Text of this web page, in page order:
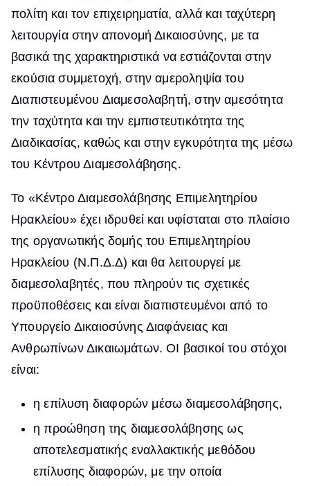
πολίτη και τον επιχειρηματία, αλλά και ταχύτερη
λειτουργία στην απονομή Δικαιοσύνης, με τα
βασικά της χαρακτηριστικά να εστιάζονται στην
εκούσια συμμετοχή, στην αμεροληψία του
Διαπιστευμένου Διαμεσολαβητή, στην αμεσότητα
την ταχύτητα και την εμπιστευτικότητα της
Διαδικασίας, καθώς και στην εγκυρότητα της μέσω
του Κέντρου Διαμεσολάβησης.
Το «Κέντρο Διαμεσολάβησης Επιμελητηρίου
Ηρακλείου» έχει ιδρυθεί και υφίσταται στο πλαίσιο
της οργανωτικής δομής του Επιμελητηρίου
Ηρακλείου (Ν.Π.Δ.Δ) και θα λειτουργεί με
διαμεσολαβητές, που πληρούν τις σχετικές
προϋποθέσεις και είναι διαπιστευμένοι από το
Υπουργείο Δικαιοσύνης Διαφάνειας και
Ανθρωπίνων Δικαιωμάτων. ΟΙ βασικοί του στόχοι
είναι:
η επίλυση διαφορών μέσω διαμεσολάβησης,
η προώθηση της διαμεσολάβησης ως
αποτελεσματικής εναλλακτικής μεθόδου
επίλυσης διαφορών, με την οποία